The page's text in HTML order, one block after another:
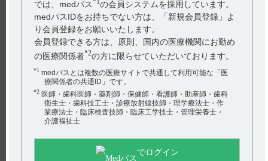
おける安定性
【更新年月】
2024年7月
戻る
関連するQ&A
【メチコバール・錠・細粒】 禁忌とその設定理由は？
【メチコバール・注射】 効能又は効果について教えてく
では、medパス
の会員システムを採用しています。
medパスIDをお持ちでない方は、「新規会員登録」よ
り会員登録をお願いいたします。
会員登録できる方は、原則、国内の医療機関にお勤め
の医療関係者*2の方に限らせていただいております。
*1 medパスとは複数の医療サイトで共通して利用可能な「医
療関係者の共通ID」です。
*2 医師・歯科医師・薬剤師・保健師・看護師・助産師・歯科
衛生士・歯科技工士・診療放射線技師・理学療法士・作
業療法士・臨床検査技師・臨床工学技士・管理栄養士・
介護福祉士
でログイン